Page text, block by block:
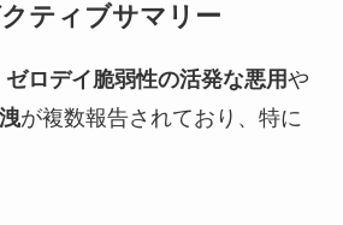
ティブサマリー
ゼロデイ脆弱性の活発な悪用や
が複数報告されており、特に